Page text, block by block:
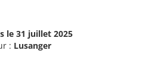
le 31 juillet 2025
: Lusanger